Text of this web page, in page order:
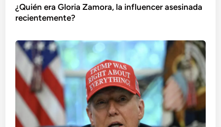
¿Quién era Gloria Zamora, la influencer asesinada
recientemente?